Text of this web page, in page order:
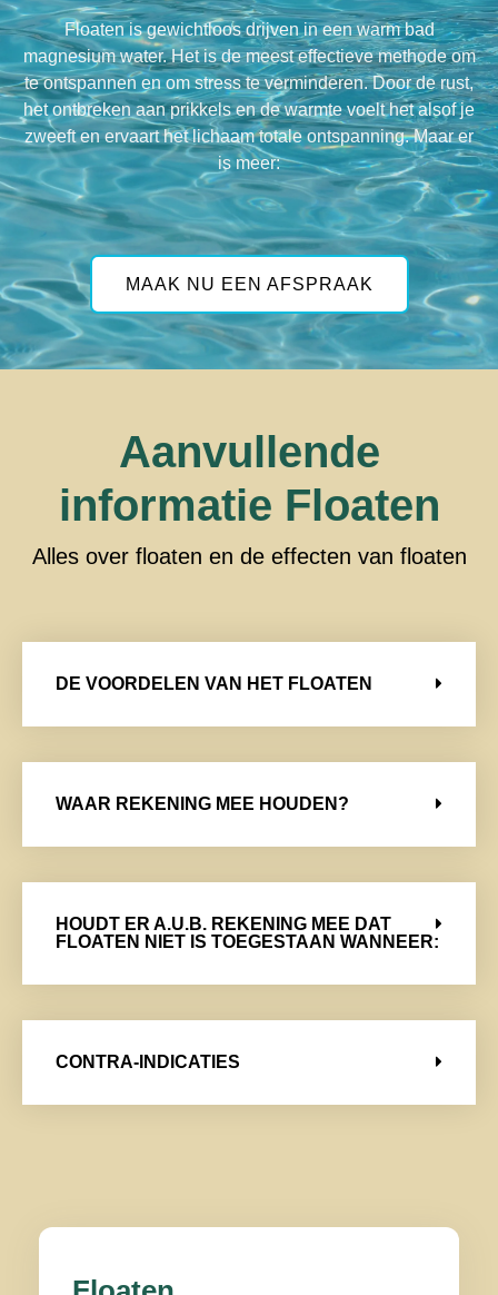
Floaten is gewichtloos drijven in een warm bad
magnesium water. Het is de meest effectieve methode om
te ontspannen en om stress te verminderen. Door de rust,
het ontbreken aan prikkels en de warmte voelt het alsof je
zweeft en ervaart het lichaam totale ontspanning. Maar er
is meer:
MAAK NU EEN AFSPRAAK
Aanvullende
informatie Floaten
Alles over floaten en de effecten van floaten
DE VOORDELEN VAN HET FLOATEN
WAAR REKENING MEE HOUDEN?
HOUDT ER A.U.B. REKENING MEE DAT
FLOATEN NIET IS TOEGESTAAN WANNEER:
CONTRA-INDICATIES